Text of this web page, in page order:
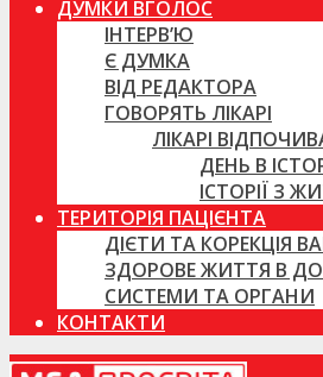
ДУМКИ ВГОЛОС
ІНТЕРВ’Ю
Є ДУМКА
ВІД РЕДАКТОРА
ГОВОРЯТЬ ЛІКАРІ
ЛІКАРІ
ДЕНЬ В
ІСТОРІЇ З
ТЕРИТОРІЯ ПАЦІЄНТА
ДІЄТИ ТА КОРЕКЦІЯ
ЗДОРОВЕ ЖИТТЯ В
СИСТЕМИ ТА ОРГАНИ
КОНТАКТИ